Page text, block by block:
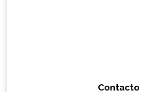
Contacto